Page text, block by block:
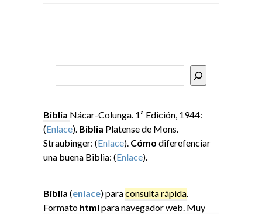
Biblia Nácar-Colunga. 1ª Edición, 1944:
(Enlace). Biblia Platense de Mons.
Straubinger: (Enlace). Cómo diferefenciar
una buena Biblia: (Enlace).
Biblia (enlace) paraconsulta rápida.
Formato html para navegador web. Muy